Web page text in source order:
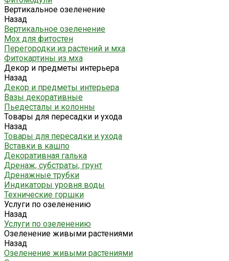
Вертикальное озеленение
Назад
Вертикальное озеленение
Мох для фитостен
Перегородки из растений и мха
Фитокартины из мха
Декор и предметы интерьера
Назад
Декор и предметы интерьера
Вазы декоративные
Пьедесталы и колонны
Товары для пересадки и ухода
Назад
Товары для пересадки и ухода
Вставки в кашпо
Декоративная галька
Дренаж, субстраты, грунт
Дренажные трубки
Индикаторы уровня воды
Технические горшки
Услуги по озеленению
Назад
Услуги по озеленению
Озеленение живыми растениями
Назад
Озеленение живыми растениями